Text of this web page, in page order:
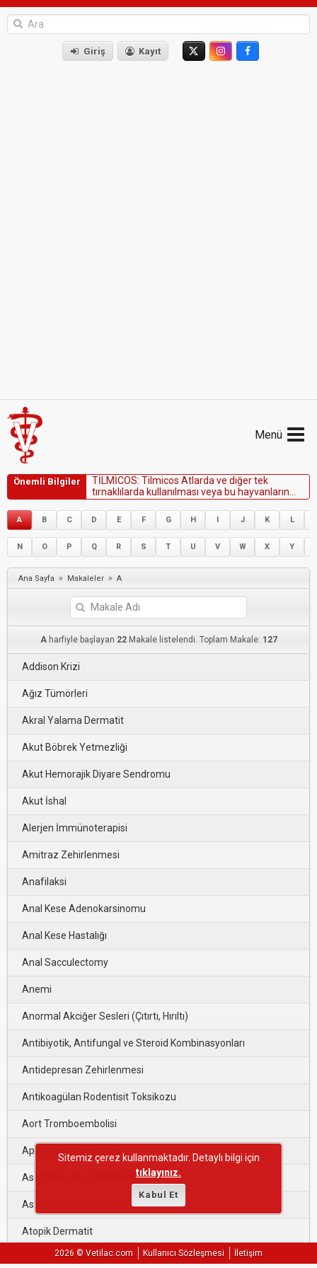
Giriş Kayıt
Menü
Önemli Bilgiler TİLMİCOS: Ti micos Atarda ve diğertek
tırnakı arda ku anı ması veya bu hayvan arın
tilmikosiniçerensuyuyanlışlıklaiçmesi
tehlikelidir.
A B C D E F G H I J K L
N O P Q R S T U V W X Y
Ana Sayfa » Makaleler » A
Aharfiyle başlayan 22Makale listelendi. Toplam Makale: 127
Addison Krizi
Ağız Tümörleri
Akral Yalama Dermatit
Akut Böbrek Yetmezliği
Akut Hemorajik Diyare Sendromu
Akut İshal
Alerjen İmmünoterapisi
Amitraz Zehirlenmesi
Anafilaksi
Anal Kese Adenokarsinomu
Anal Kese Hastalığı
Anal Sacculectomy
Anemi
Anormal Akciğer Sesleri (Çıtırtı, Hırıltı)
Antibiyotik, Antifungal ve Steroid Kombinasyonları
Antidepresan Zehirlenmesi
Antikoagülan Rodentisit Toksikozu
Aort Tromboembolisi
Aproklonidin Oftalmik
Asetaminofen Zehirlenmesi
Aspirasyon Pnömonisi
Atopik Dermatit
2026 © Vetilac.com Kullanıcı Sözleşmesi İletişim
Sitemiz çerez kullanmaktadır. Detaylı bilgi için
tıklayınız.
Kabul Et